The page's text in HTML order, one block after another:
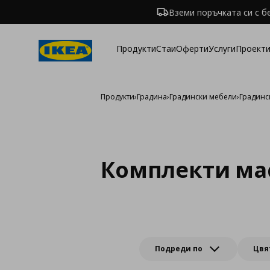
Вземи поръчката си с
ПродуктиСтаиОфертиУслуги
Продукти›Градина›Градински мебели›
Комплекти
Подреди по